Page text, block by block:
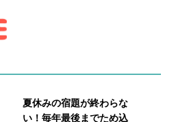
夏休みの宿題が終わらな
い！毎年最後までため込